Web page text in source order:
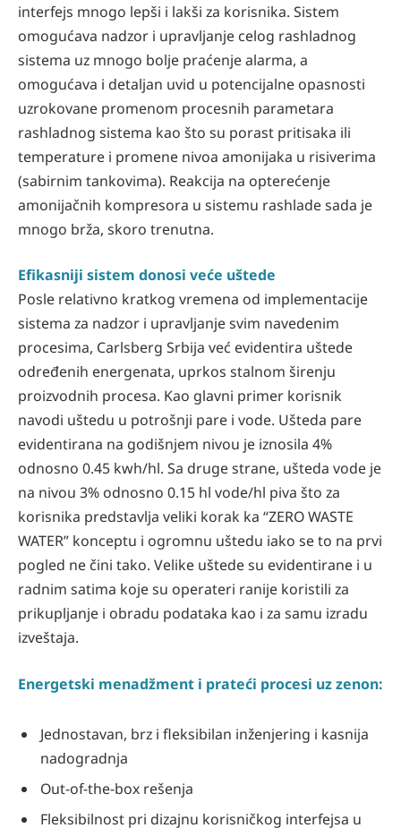
interfejs mnogo lepši i lakši za korisnika. Sistem
omogućava nadzor i upravljanje celog rashladnog
sistema uz mnogo bolje praćenje alarma, a
omogućava i detaljan uvid u potencijalne opasnosti
uzrokovane promenom procesnih parametara
rashladnog sistema kao što su porast pritisaka ili
temperature i promene nivoa amonijaka u risiverima
(sabirnim tankovima). Reakcija na opterećenje
amonijačnih kompresora u sistemu rashlade sada je
mnogo brža, skoro trenutna.
Efikasniji sistem donosi veće uštede
Posle relativno kratkog vremena od implementacije
sistema za nadzor i upravljanje svim navedenim
procesima, Carlsberg Srbija već evidentira uštede
određenih energenata, uprkos stalnom širenju
proizvodnih procesa. Kao glavni primer korisnik
navodi uštedu u potrošnji pare i vode. Ušteda pare
evidentirana na godišnjem nivou je iznosila 4%
odnosno 0.45 kwh/hl. Sa druge strane, ušteda vode je
na nivou 3% odnosno 0.15 hl vode/hl piva što za
korisnika predstavlja veliki korak ka “ZERO WASTE
WATER” konceptu i ogromnu uštedu iako se to na prvi
pogled ne čini tako. Velike uštede su evidentirane i u
radnim satima koje su operateri ranije koristili za
prikupljanje i obradu podataka kao i za samu izradu
izveštaja.
Energetski menadžment i prateći procesi uz zenon:
Jednostavan, brz i fleksibilan inženjering i kasnija
nadogradnja
Out-of-the-box rešenja
Fleksibilnost pri dizajnu korisničkog interfejsa u